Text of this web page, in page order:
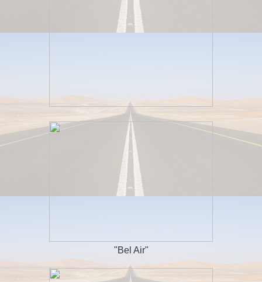
"Bel Air"